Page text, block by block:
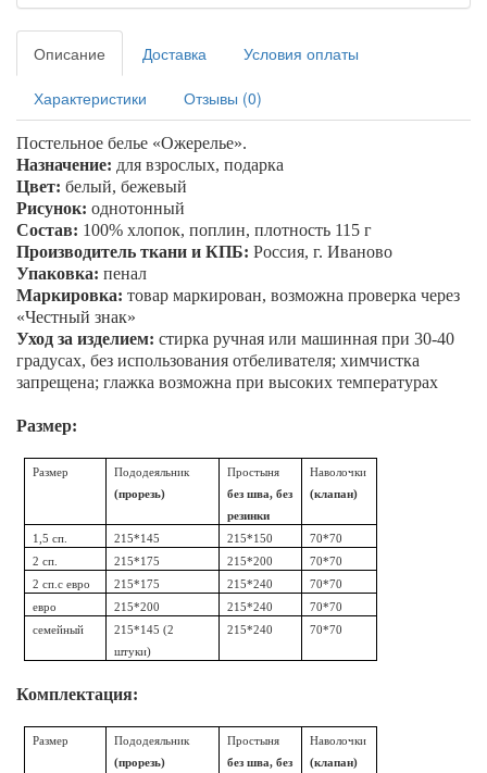
Описание Доставка Условия оплаты
Характеристики Отзывы (0)
Постельное белье «Ожерелье».
Назначение: для взрослых, подарка
Цвет: белый, бежевый
Рисунок: однотонный
Состав: 100% хлопок, поплин, плотность 115 г
Производитель ткани и КПБ: Россия, г. Иваново
Упаковка: пенал
Маркировка: товар маркирован, возможна проверка через
«Честный знак»
Уход за изделием: стирка ручная или машинная при 30-40
градусах, без использования отбеливателя; химчистка
запрещена; глажка возможна при высоких температурах
Размер:
Размер
Пододеяльник
(прорезь)
Простыня
без шва, без
резинки
Наволочки
(клапан)
1,5 сп. 215*145 215*150
70*70
2 сп.
215*175 215*200
70*70
2 сп.с евро
215*175 215*240
70*70
евро
215*200 215*240
70*70
семейный
215*145 (2
штуки)
215*240 70*70
Комплектация:
Размер
Пододеяльник
(прорезь)
Простыня
без шва, без
Наволочки
(клапан)